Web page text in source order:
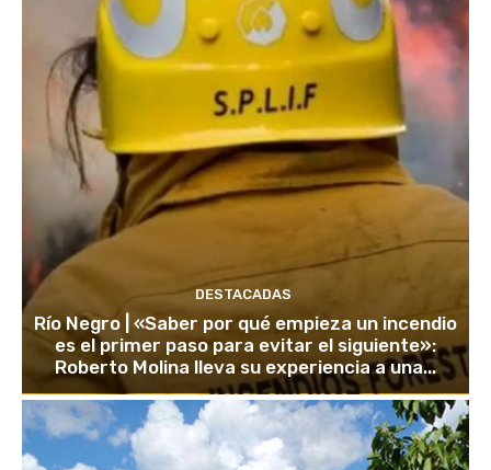
DESTACADAS
Río Negro | «Saber por qué empieza un incendio
es el primer paso para evitar el siguiente»:
Roberto Molina lleva su experiencia a una...